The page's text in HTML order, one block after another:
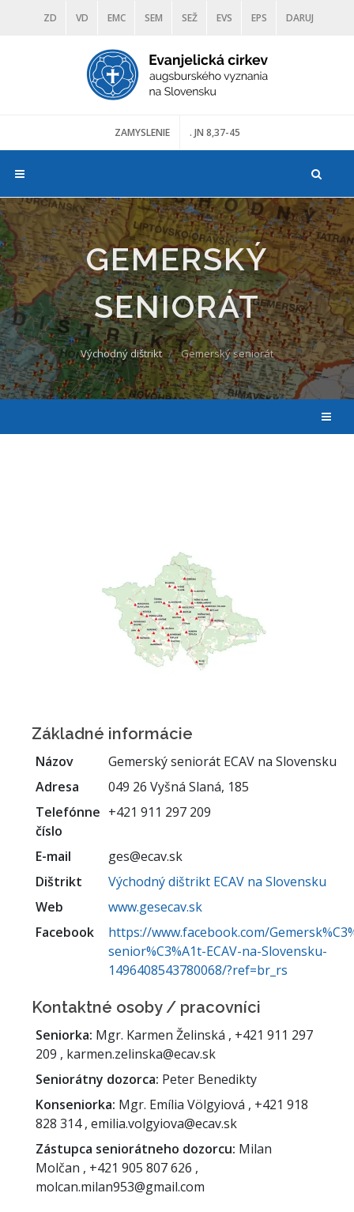
ZD VD EMC SEM SEŽ EVS EPS DARUJ
DIAKONIA ŠKOLY TRANOSCIUS
ZAMYSLENIE . JN 8,37-45
GEMERSKÝ
SENIORÁT
Východný dištrikt Gemerský seniorát
Základné informácie
Názov
Gemerský seniorát ECAV na Slovensku
Adresa
049 26 Vyšná Slaná, 185
Telefónne
číslo
+421 911 297 209
E-mail
ges@ecav.sk
Dištrikt
Východný dištrikt ECAV na Slovensku
Web
www.gesecav.sk
Facebook
https://www.facebook.com/
senior%C3%A1t-ECAV-na-Slovensku-
1496408543780068/?ref=br_rs
Kontaktné osoby / pracovníci
Seniorka: Mgr. Karmen Želinská , +421 911 297
209 , karmen.zelinska@ecav.sk
Seniorátny dozorca: Peter Benedikty
Konseniorka: Mgr. Emília Völgyiová , +421 918
828 314 , emilia.volgyiova@ecav.sk
Zástupca seniorátneho dozorcu: Milan
Molčan , +421 905 807 626 ,
molcan.milan953@gmail.com